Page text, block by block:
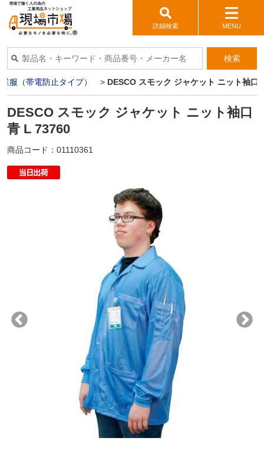
詳細検索 MENU
検索
服（帯電防止タイプ） > DESCO スモック ジャケット ニット袖口
DESCO スモック ジャケット ニット袖口
青 L 73760
商品コード： 01110361